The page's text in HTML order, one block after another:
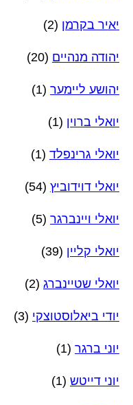
יאיר בקרמן (2)
יהודה מנהיים (20)
יהושע ליימער (1)
יואלי ברוין (1)
יואלי גרינפלד (1)
יואלי דוידוביץ (54)
יואלי ויינברגר (5)
יואלי קליין (39)
יואלי שטיינברג (2)
יודי ביאלוסטוצקי (3)
יוני ברגר (1)
יוני דייטש (1)